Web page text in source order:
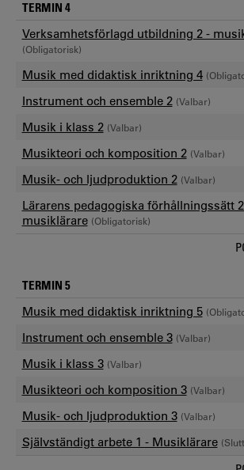
TERMIN 4
Verksamhetsförlagd utbildning 2 -
(Obligatorisk)
Musik med didaktisk inriktning 4
Instrument och ensemble 2 (Valbar)
Musik i klass 2 (Valbar)
Musikteori och komposition 2 (Valbar)
Musik- och ljudproduktion 2 (Valbar)
Lärarens pedagogiska förhållningssätt
musiklärare (Obligatorisk)
TERMIN 5
Musik med didaktisk inriktning 5
Instrument och ensemble 3 (Valbar)
Musik i klass 3 (Valbar)
Musikteori och komposition 3 (Valbar)
Musik- och ljudproduktion 3 (Valbar)
Självständigt arbete 1 - Musiklärare